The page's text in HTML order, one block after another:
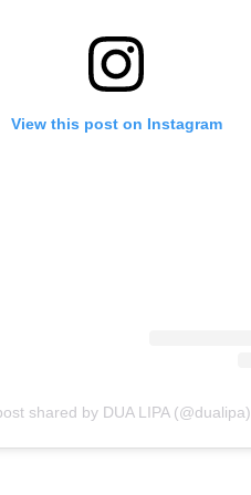
View this post on Instagram
shared by DUA LIPA (@dualipa)